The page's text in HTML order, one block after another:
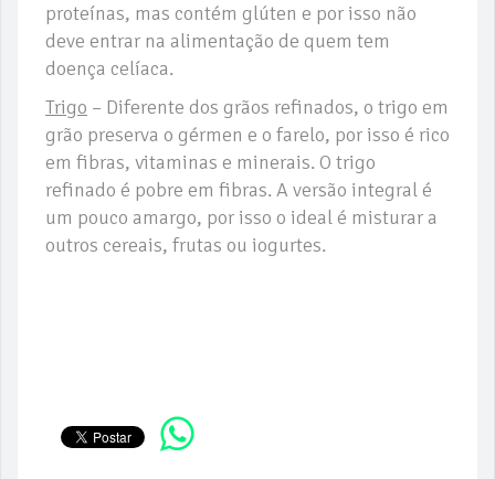
proteínas, mas contém glúten e por isso não
deve entrar na alimentação de quem tem
doença celíaca.
Trigo – Diferente dos grãos refinados, o trigo em
grão preserva o gérmen e o farelo, por isso é rico
em fibras, vitaminas e minerais. O trigo
refinado é pobre em fibras. A versão integral é
um pouco amargo, por isso o ideal é misturar a
outros cereais, frutas ou iogurtes.